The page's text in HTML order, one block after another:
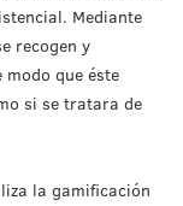
Mediante
recogen y
que éste
si se tratara de
la gamificación